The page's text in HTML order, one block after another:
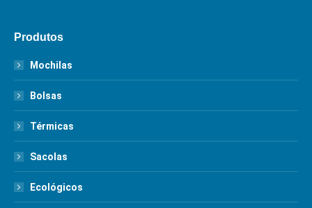
Produtos
Mochilas
Bolsas
Térmicas
Sacolas
Ecológicos